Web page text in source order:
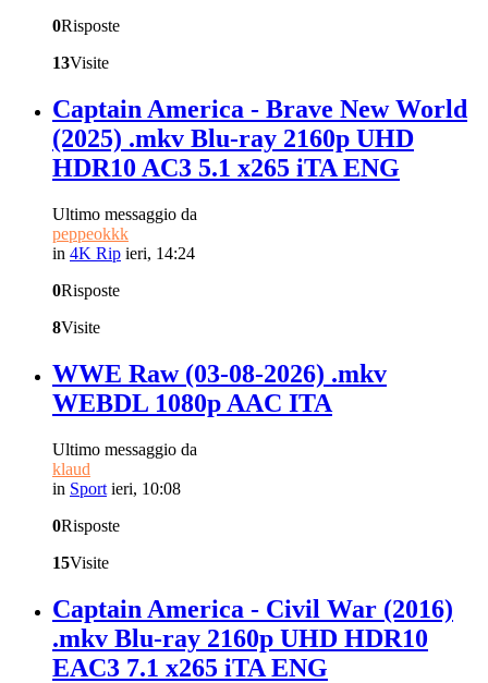
0Risposte
13Visite
Captain America - Brave New World
(2025) .mkv Blu-ray 2160p UHD
HDR10 AC3 5.1 x265 iTA ENG
Ultimo messaggio da
peppeokkk
in 4K Rip ieri, 14:24
0Risposte
8Visite
WWE Raw (03-08-2026) .mkv
WEBDL 1080p AAC ITA
Ultimo messaggio da
klaud
in Sport ieri, 10:08
0Risposte
15Visite
Captain America - Civil War (2016)
.mkv Blu-ray 2160p UHD HDR10
EAC3 7.1 x265 iTA ENG